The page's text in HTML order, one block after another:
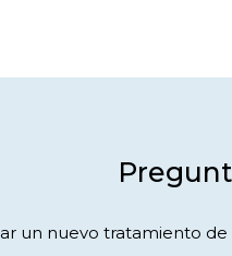
un nuevo tratamiento